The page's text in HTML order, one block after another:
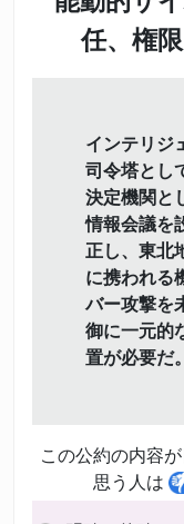
任、権
インテリジ
司令塔とし
決定機関と
情報会議を
正し、東北
に携われる
バー攻撃を
御に一元的
置が必要だ
この公約の内容
思う人は